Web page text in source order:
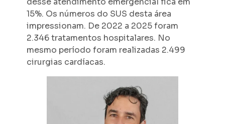
15%. Os números do SUS desta área
impressionam. De 2022 a 2025 foram
2.346 tratamentos hospitalares. No
mesmo período foram realizadas 2.499
cirurgias cardíacas.